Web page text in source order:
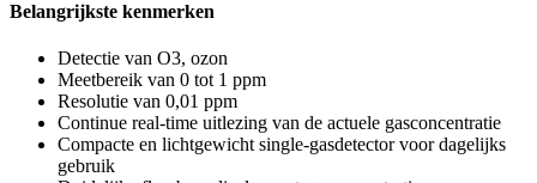
Belangrijkste kenmerken
Detectie van O3, ozon
Meetbereik van 0 tot 1 ppm
Resolutie van 0,01 ppm
Continue real-time uitlezing van de actuele gasconcentratie
Compacte en lichtgewicht single-gasdetector voor dagelijks
gebruik